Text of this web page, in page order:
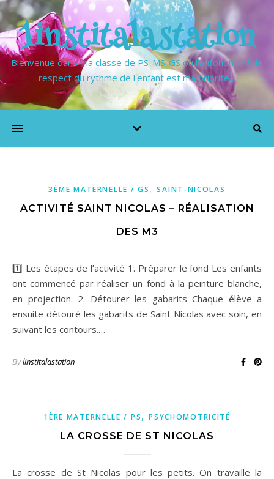
1institalastation
Bienvenue dans ma classe de PS-MS-GS où l'autonomie & le
respect du rythme de l'enfant est ma priorité…
3ÈME MATERNELLE / GS,SAINT-NICOLAS
ACTIVITÉ SAINT NICOLAS – RÉALISATION
DES M3
1️⃣ Les étapes de l’activité 1. Préparer le fond Les enfants
ont commencé par réaliser un fond à la peinture blanche,
en projection. 2. Détourer les gabarits Chaque élève a
ensuite détouré les gabarits de Saint Nicolas avec soin, en
suivant les contours.…
Bylinstitalastation
1ÈRE MATERNELLE / PS,PSYCHOMOTRICITÉ
LA CROSSE DE ST NICOLAS
La crosse de St Nicolas pour les petits. On travaille la